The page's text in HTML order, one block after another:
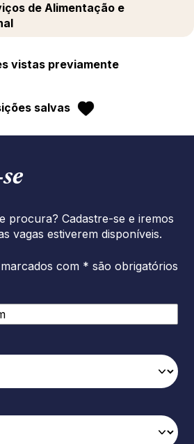
de Alimentação e
vistas previamente
salvas
procura? Cadastre-se e iremos
vagas estiverem disponíveis.
com * são obrigatórios